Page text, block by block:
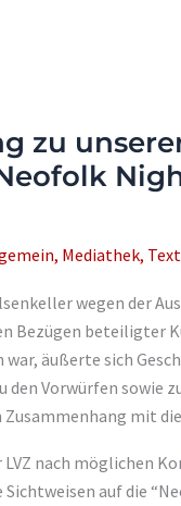
zu
, Mediathek, Text
wegen der
Bezügen beteiligter
äußerte sich
den Vorwürfen sowie
mit
LVZ nach möglichen
auf die